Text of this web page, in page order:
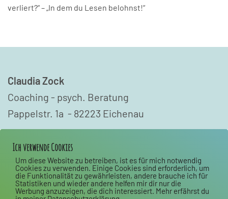
verliert?“ – „In dem du Lesen belohnst!“
Claudia Zock
Coaching - psych. Beratung
Pappelstr. 1a - 82223 Eichenau
M 0176 50197087
info@claudiazock-coaching.de
Ich verwende Cookies
Um diese Website zu betreiben, ist es für mich notwendig
Cookies zu verwenden. Einige Cookies sind erforderlich, um
die Funktionalität zu gewährleisten, andere brauche ich für
Statistiken und wieder andere helfen mir dir nur die
Werbung anzuzeigen, die dich interessiert. Mehr erfährst du